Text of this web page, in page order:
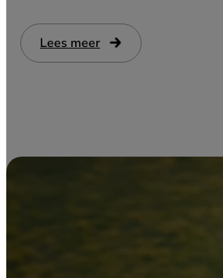
Lees meer
:
AYZ